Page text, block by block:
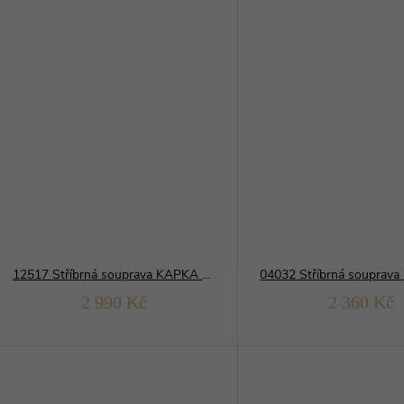
12517 Stříbrná souprava KAPKA modrý OPÁL
2 990 Kč 2 360 Kč